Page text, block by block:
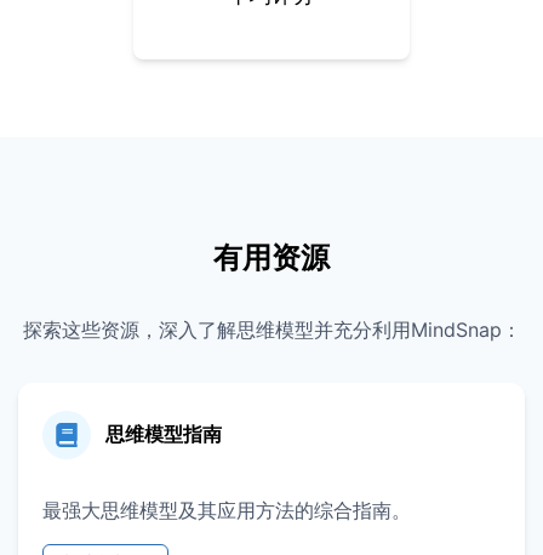
有用资源
探索这些资源，深入了解思维模型并充分利用MindSnap：
思维模型指南
最强大思维模型及其应用方法的综合指南。